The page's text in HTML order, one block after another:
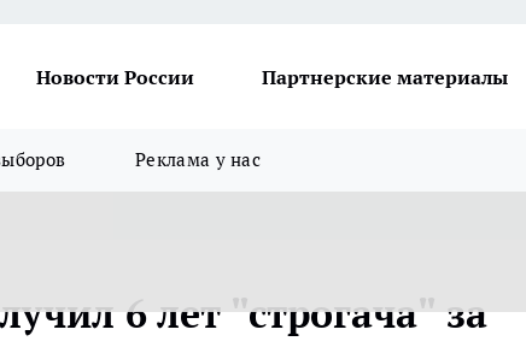
Новости России Партнерские материалы
Реклама у нас
6 лет "строгача" за